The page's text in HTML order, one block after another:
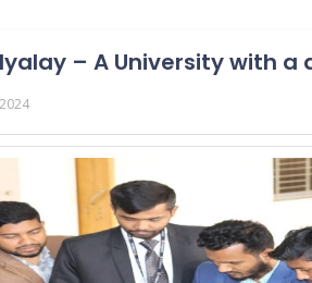
– A University with a